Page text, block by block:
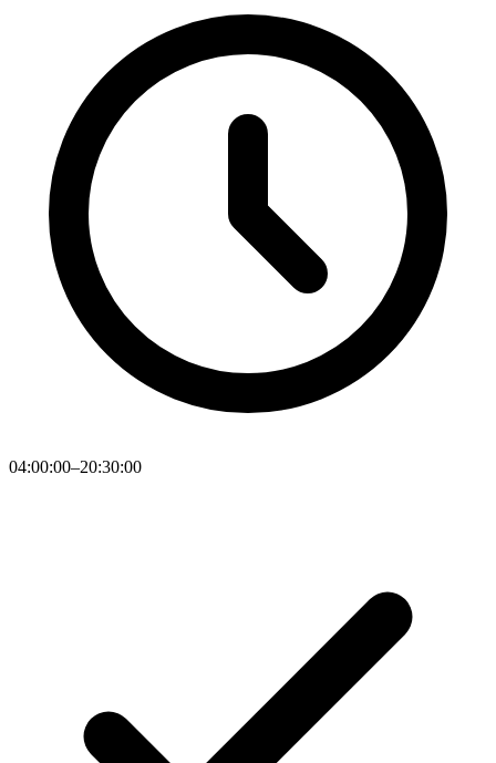
04:00:00–20:30:00